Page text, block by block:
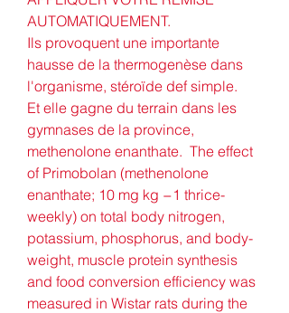
AUTOMATIQUEMENT.
Ils provoquent une importante
hausse de la thermogenèse dans
l'organisme, stéroïde def simple.
Et elle gagne du terrain dans les
gymnases de la province,
methenolone enanthate.  The effect
of Primobolan (methenolone
enanthate; 10 mg kg −1 thrice-
weekly) on total body nitrogen,
potassium, phosphorus, and body-
weight, muscle protein synthesis
and food conversion efficiency was
measured in Wistar rats during the